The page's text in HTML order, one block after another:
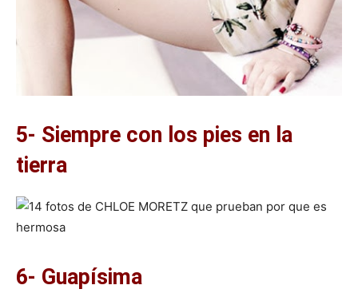
5- Siempre con los pies en la
tierra
6- Guapísima